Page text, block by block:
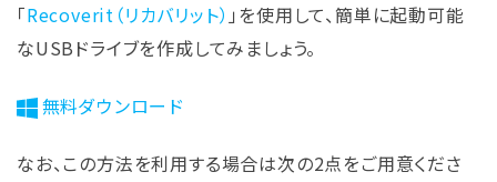
「Recoverit（リカバリット） 」を使用して、簡単に起動可能
なUSBドライブを作成してみましょう。
無料ダウンロード
なお、この方法を利用する場合は次の2点をご用意くださ